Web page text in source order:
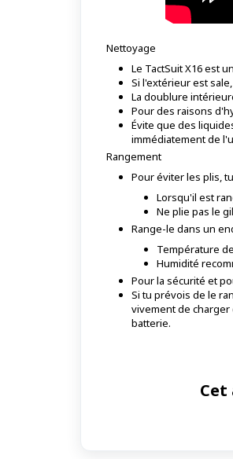
Nettoyage
Le TactSuit X16 est
Si l'extérieur est
La doublure
Pour des raisons
Évite que des
immédiatement de
Rangement
Pour éviter les plis,
Lorsqu'il est
Ne plie pas le
Range-le dans un
Température
Humidité
Pour la sécurité et
Si tu prévois de le
vivement de
batterie.